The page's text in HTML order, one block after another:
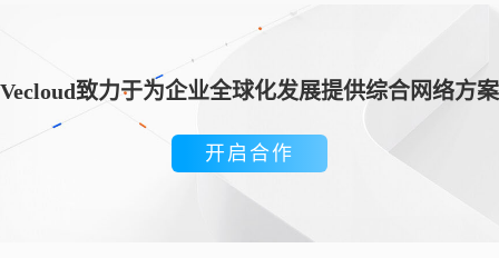
Vecloud致力于为企业全球化发展提供综合网络方案
开启合作